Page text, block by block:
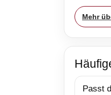
Mehr
Passt